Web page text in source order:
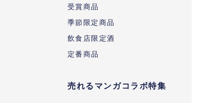
受賞商品
季節限定商品
飲食店限定酒
定番商品
売れるマンガコラボ特集